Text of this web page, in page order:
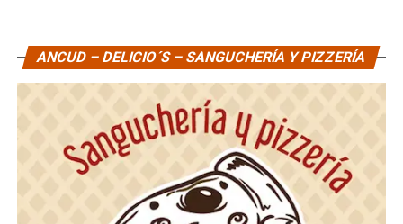
ANCUD – DELICIO´S – SANGUCHERÍA Y PIZZERÍA